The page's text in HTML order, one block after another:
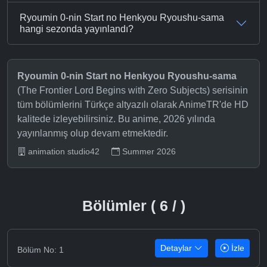
Ryoumin 0-nin Start no Henkyou Ryoushu-sama
hangi sezonda yayınlandı?
Ryoumin 0-nin Start no Henkyou Ryoushu-sama
(The Frontier Lord Begins with Zero Subjects) serisinin
tüm bölümlerini Türkçe altyazılı olarak AnimeTR'de HD
kalitede izleyebilirsiniz. Bu anime, 2026 yılında
yayınlanmış olup devam etmektedir.
animation studio42 Summer 2026
Bölümler ( 6 / )
Bölüm No: 1 Detaylar İzle